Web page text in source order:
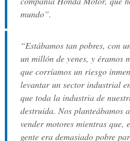
mundo”.
“Estábamos tan pobres, con
un millón de yenes, y éramos
que corríamos un riesgo
levantar un sector industrial
que toda la industria de
destruida. Nos planteábamos
vender motores mientras que,
gente era demasiado pobre